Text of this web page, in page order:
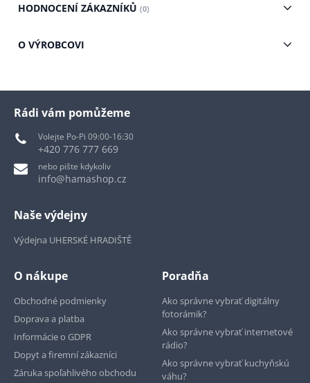
HODNOCENÍ ZÁKAZNÍKŮ (0)
O VÝROBCOVI
Rádi vám pomůžeme
Volejte Po-Pi 09:00-16:30
+420 776 777 669
nebo pište kdykoliv
info@hamashop.cz
Naše výdejny
Výdejna UHERSKÉ HRADIŠTĚ
O nákupe
Obchodné podmienky
Doprava a platba
Informácie o GDPR
Dopyt a firemní zákazníci
Záruka spoľahlivého obchodu
Poradňa
Ako správne vybrať digitálny
fotorámik?
Ako správne vybrať internetové
rádio?
Ako správne vybrať kuchyňskú
váhu?